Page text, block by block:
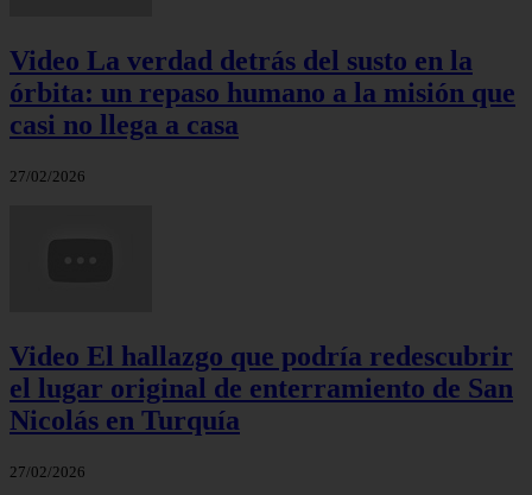
Video La verdad detrás del susto en la
órbita: un repaso humano a la misión que
casi no llega a casa
27/02/2026
Video El hallazgo que podría redescubrir
el lugar original de enterramiento de San
Nicolás en Turquía
27/02/2026